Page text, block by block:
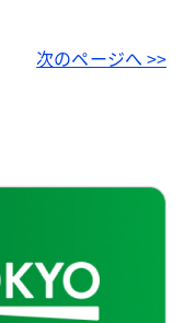
次のページへ >>